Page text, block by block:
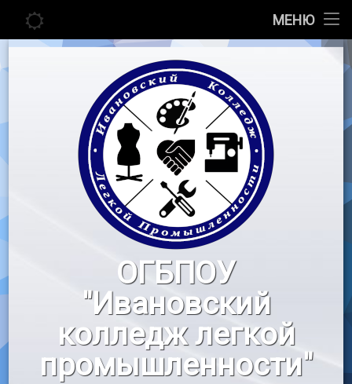
МЕНЮ
Главная
Педагогу
Воспитательная работа
«Профессионалы»
«Профессионалитет»
Перейти
ОГБПОУ
"Ивановский
колледж легкой
промышленности"